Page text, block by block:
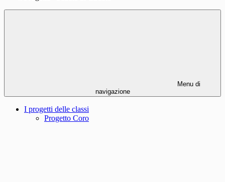
Menu di
navigazione
I progetti delle classi
Progetto Coro